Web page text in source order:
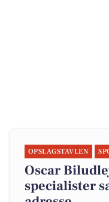
OPSLAGSTAVLEN
Oscar
specialister